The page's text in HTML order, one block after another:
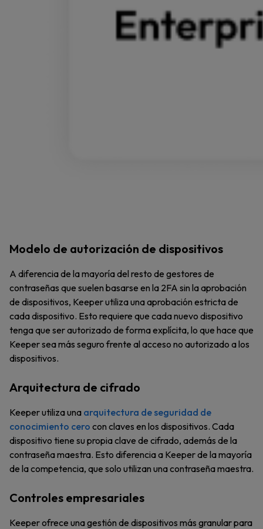
Modelo de autorización de dispositivos
A diferencia de la mayoría del resto de gestores de
contraseñas que suelen basarse en la 2FA sin la aprobación
de dispositivos, Keeper utiliza una aprobación estricta de
cada dispositivo. Esto requiere que cada nuevo dispositivo
tenga que ser autorizado de forma explícita, lo que hace que
Keeper sea más seguro frente al acceso no autorizado a los
dispositivos.
Arquitectura de cifrado
Keeper utiliza una arquitectura de seguridad de
conocimiento cero con claves en los dispositivos. Cada
dispositivo tiene su propia clave de cifrado, además de la
contraseña maestra. Esto diferencia a Keeper de la mayoría
de la competencia, que solo utilizan una contraseña maestra.
Controles empresariales
Keeper ofrece una gestión de dispositivos más granular para